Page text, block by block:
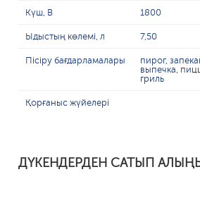
Күш, В 1800
Ыдыстың көлемі, л 7,50
Пісіру бағдарламалары
пирог,
выпечка,
гриль
Қорғаныс жүйелері
ДҮКЕНДЕРДЕН САТЫП